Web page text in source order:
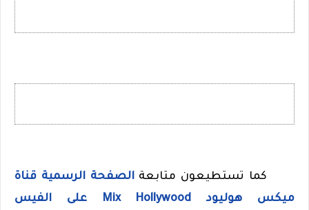
كما تستطيعون متابعة الصفحة الرسمية قناة
ميكس هوليود Mix Hollywood على الفيس